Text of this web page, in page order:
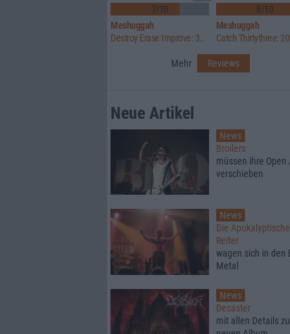
7/10
Meshuggah
Destroy Erase Improve: 30th Anniversary Edition
8/10
Meshuggah
Mehr Reviews
Neue Artikel
News
Broilers
müssen ihre Open
verschieben
News
Die
Reiter
wagen sich in den
Metal
News
Desaster
mit allen Details